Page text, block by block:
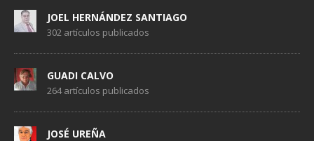
JOEL HERNÁNDEZ SANTIAGO
302 artículos publicados
GUADI CALVO
264 artículos publicados
JOSÉ UREÑA